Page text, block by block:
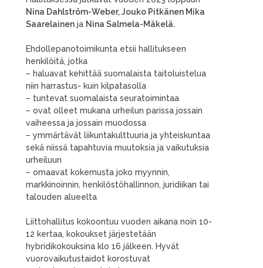
Nina Dahlström-Weber, Jouko Pitkänen Mika
Saarelainen ja Nina Salmela-Mäkelä.
Ehdollepanotoimikunta etsii hallitukseen
henkilöitä, jotka
– haluavat kehittää suomalaista taitoluistelua
niin harrastus- kuin kilpatasolla
– tuntevat suomalaista seuratoimintaa
– ovat olleet mukana urheilun parissa jossain
vaiheessa ja jossain muodossa
– ymmärtävät liikuntakulttuuria ja yhteiskuntaa
sekä niissä tapahtuvia muutoksia ja vaikutuksia
urheiluun
– omaavat kokemusta joko myynnin,
markkinoinnin, henkilöstöhallinnon, juridiikan tai
talouden alueelta
Liittohallitus kokoontuu vuoden aikana noin 10-
12 kertaa, kokoukset järjestetään
hybridikokouksina klo 16 jälkeen. Hyvät
vuorovaikutustaidot korostuvat